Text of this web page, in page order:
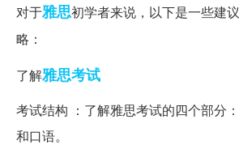
对于雅思初学者来说，以下是一些建
略：
了解雅思考试
考试结构 ：了解雅思考试的四个部分
和口语。